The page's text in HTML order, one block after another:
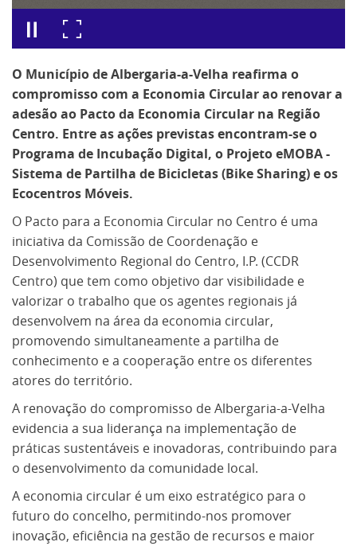
O Município de Albergaria-a-Velha reafirma o
compromisso com a Economia Circular ao renovar a
adesão ao Pacto da Economia Circular na Região
Centro. Entre as ações previstas encontram-se o
Programa de Incubação Digital, o Projeto eMOBA -
Sistema de Partilha de Bicicletas (Bike Sharing) e os
Ecocentros Móveis.
O Pacto para a Economia Circular no Centro é uma
iniciativa da Comissão de Coordenação e
Desenvolvimento Regional do Centro, I.P. (CCDR
Centro) que tem como objetivo dar visibilidade e
valorizar o trabalho que os agentes regionais já
desenvolvem na área da economia circular,
promovendo simultaneamente a partilha de
conhecimento e a cooperação entre os diferentes
atores do território.
A renovação do compromisso de Albergaria-a-Velha
evidencia a sua liderança na implementação de
práticas sustentáveis e inovadoras, contribuindo para
o desenvolvimento da comunidade local.
A economia circular é um eixo estratégico para o
futuro do concelho, permitindo-nos promover
inovação, eficiência na gestão de recursos e maior